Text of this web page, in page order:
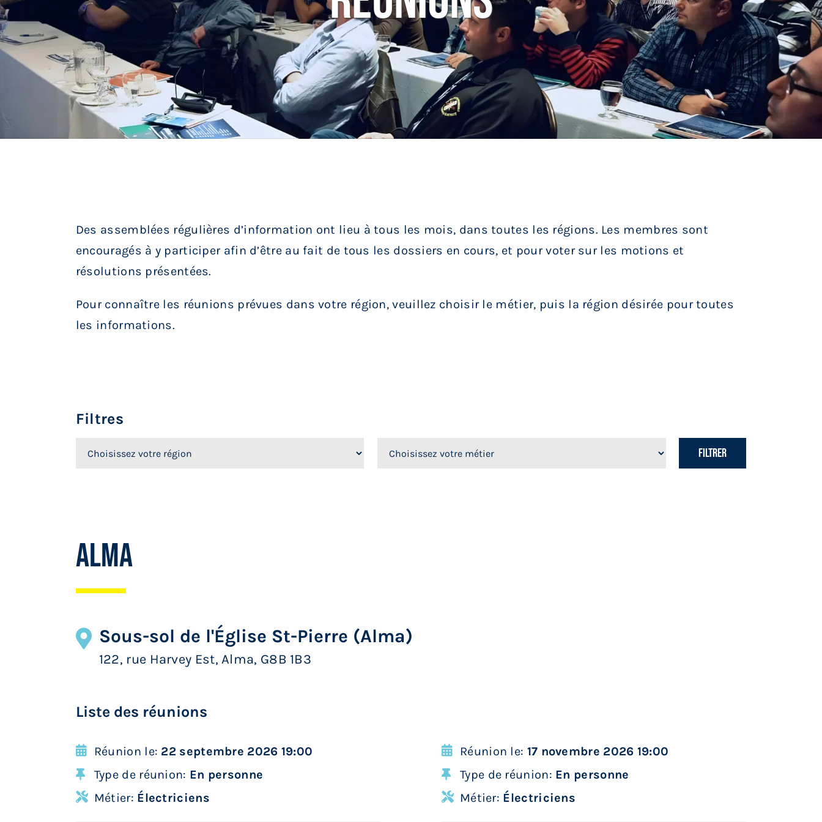
Réunions
Activités
Informations
Actualités
Contactez-nousDes assemblées régulières d’information ont lieu à tous les mois, dans toutes les régions. Les membres sont
encouragés à y participer afin d’être au fait de tous les dossiers en cours, et pour voter sur les motions et
résolutions présentées.
Pour connaître les réunions prévues dans votre région, veuillez choisir le métier, puis la région désirée pour toutes
les informations.
Filtres
Alma
Sous-sol de l'Église St-Pierre (Alma)
122, rue Harvey Est, Alma, G8B 1B3
Liste des réunions
Réunion le: 22 septembre 2026 19:00
Type de réunion: En personne
Métier: Électriciens
Réunion le: 17 novembre 2026 19:00
Type de réunion: En personne
Métier: Électriciens